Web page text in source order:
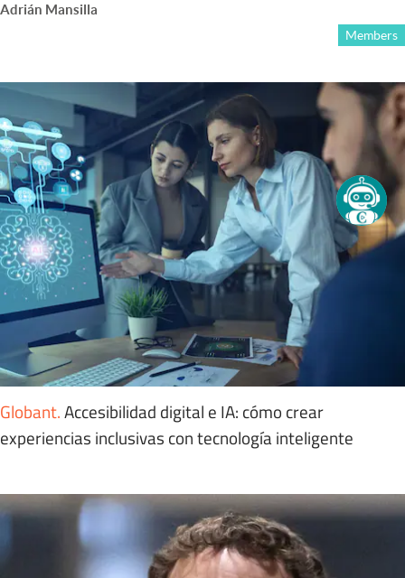
Adrián Mansilla
Members
Globant.Accesibilidad digital e IA: cómo crear
experiencias inclusivas con tecnología inteligente